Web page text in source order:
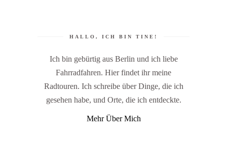
HALLO, ICH BIN TINE!
Ich bin gebürtig aus Berlin und ich liebe
Fahrradfahren. Hier findet ihr meine
Radtouren. Ich schreibe über Dinge, die ich
gesehen habe, und Orte, die ich entdeckte.
Mehr Über Mich